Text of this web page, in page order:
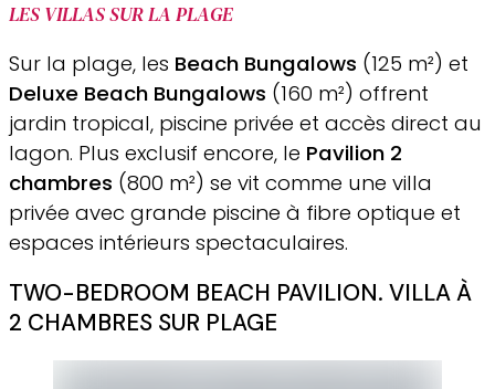
LES VILLAS SUR LA PLAGE
Sur la plage, les Beach Bungalows (125 m²) et
Deluxe Beach Bungalows (160 m²) offrent
jardin tropical, piscine privée et accès direct au
lagon. Plus exclusif encore, le Pavilion 2
chambres (800 m²) se vit comme une villa
privée avec grande piscine à fibre optique et
espaces intérieurs spectaculaires.
TWO-BEDROOM BEACH PAVILION. VILLA À
2 CHAMBRES SUR PLAGE